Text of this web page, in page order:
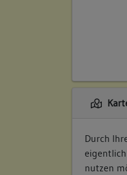
Durch
nutzen